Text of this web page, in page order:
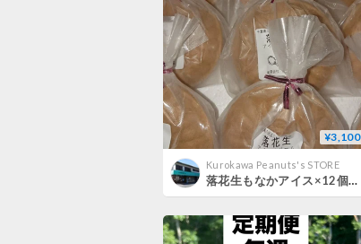
¥3,100
Kurokawa Peanuts's STORE
落花生もなかアイス×12個入セット箱入り(A～Cタイプで選んでください)